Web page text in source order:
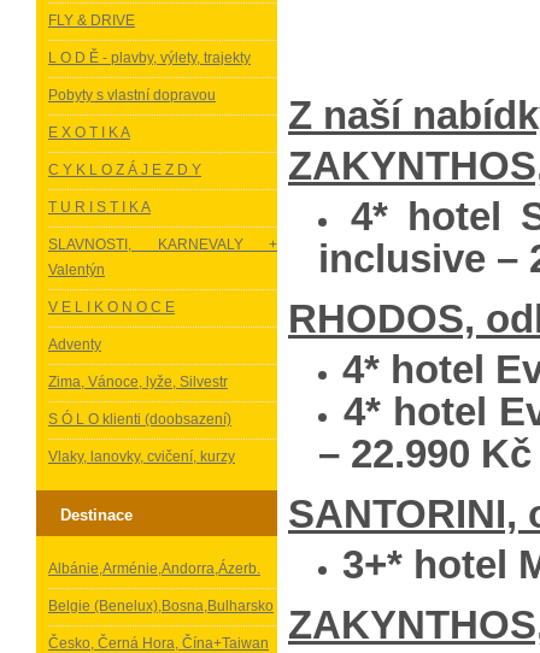
FLY & DRIVE
L O D Ě - plavby, výlety, trajekty
Pobyty s vlastní dopravou
E X O T I K A
C Y K L O Z Á J E Z D Y
T U R I S T I K A
SLAVNOSTI, KARNEVALY +
Valentýn
V E L I K O N O C E
Adventy
Zima, Vánoce, lyže, Silvestr
S Ó L O klienti (doobsazení)
Vlaky, lanovky, cvičení, kurzy
Destinace
Albánie,Arménie,Andorra,Ázerb.
Belgie (Benelux),Bosna,Bulharsko
Česko, Černá Hora, Čína+Taiwan
Z naší
4* hotel
inclusive –
RHODOS,
4* hotel
4* hotel
– 22.990 Kč
SANTORINI,
3+* hotel